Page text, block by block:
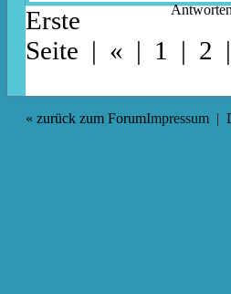
Erste
Seite | « | 1 | 2
« zurück zum ForumImpressum |